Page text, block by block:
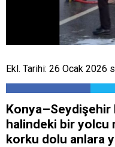
Ekl. Tarihi: 26 Ocak 2026
halindeki bir yolcu
korku dolu anlara